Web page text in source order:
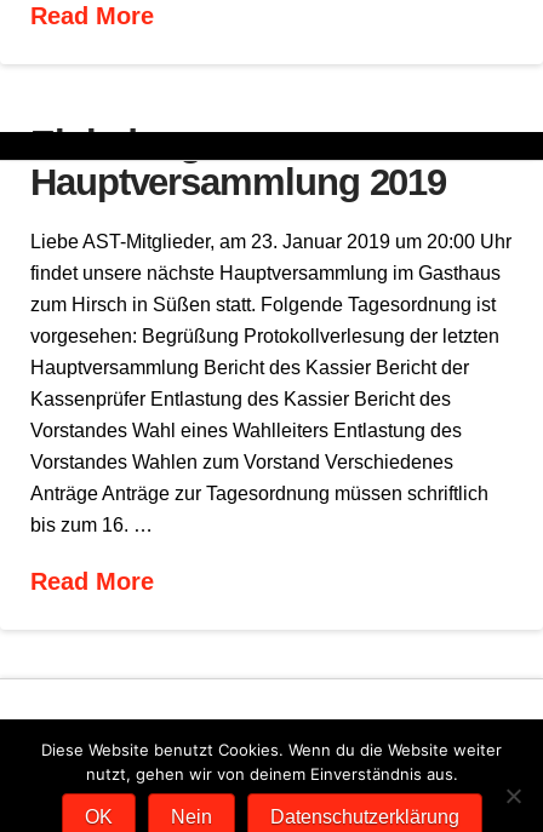
Read More
Einladung
Hauptversammlung 2019
Liebe AST-Mitglieder, am 23. Januar 2019 um 20:00 Uhr
findet unsere nächste Hauptversammlung im Gasthaus
zum Hirsch in Süßen statt. Folgende Tagesordnung ist
vorgesehen: Begrüßung Protokollverlesung der letzten
Hauptversammlung Bericht des Kassier Bericht der
Kassenprüfer Entlastung des Kassier Bericht des
Vorstandes Wahl eines Wahlleiters Entlastung des
Vorstandes Wahlen zum Vorstand Verschiedenes
Anträge Anträge zur Tagesordnung müssen schriftlich
bis zum 16. …
Read More
DATENSCHUTZERKLÄRUNG IMPRESSUM
Diese Website benutzt Cookies. Wenn du die Website weiter
nutzt, gehen wir von deinem Einverständnis aus.
OK Nein Datenschutzerklärung